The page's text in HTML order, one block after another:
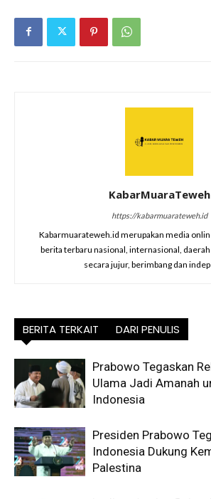
KabarMuaraTeweh
https://kabarmuarateweh.id
Kabarmuarateweh.id merupakan media
berita terbaru nasional, internasional,
secara jujur, berimbang dan
BERITA TERKAIT DARI PENULIS
Prabowo Tegaskan
Ulama Jadi Amanah
Indonesia
Presiden Prabowo
Indonesia Dukung
Palestina